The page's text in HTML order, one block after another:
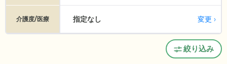
介護度/医療 指定なし 変更
絞り込み